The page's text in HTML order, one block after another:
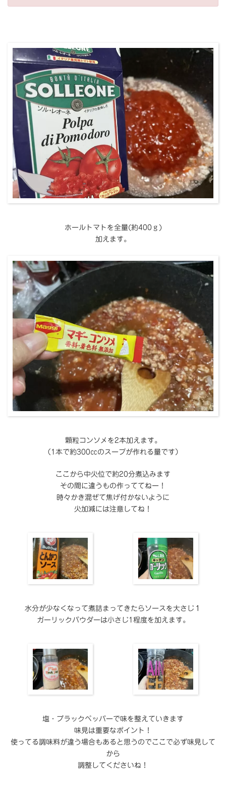
ホールトマトを全量(約400ｇ)
加えます。
顆粒コンソメを2本加えます。
（1本で約300㏄のスープが作れる量です）
ここから中火位で約20分煮込みます
その間に違うもの作っててねー！
時々かき混ぜて焦げ付かないように
火加減には注意してね！
水分が少なくなって煮詰まってきたらソースを大さじ１
ガーリックパウダーは小さじ1程度を加えます。
塩・ブラックペッパーで味を整えていきます
味見は重要なポイント！
使ってる調味料が違う場合もあると思うのでここで必ず味見して
から
調整してくださいね！